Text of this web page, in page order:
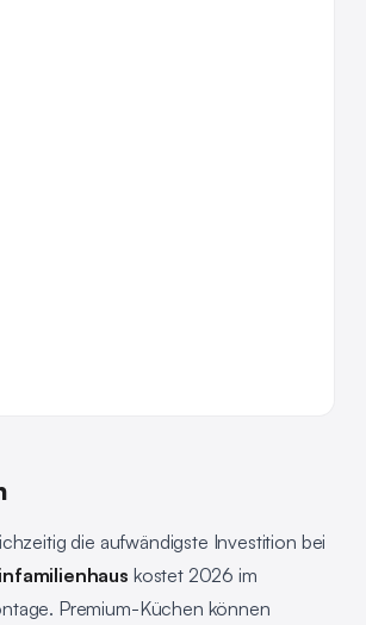
die aufwändigste Investition bei
kostet 2026 im
Premium-Küchen können